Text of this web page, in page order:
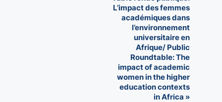
L’impact des femmes
académiques dans
l’environnement
universitaire en
Afrique/ Public
Roundtable: The
impact of academic
women in the higher
education contexts
in Africa »